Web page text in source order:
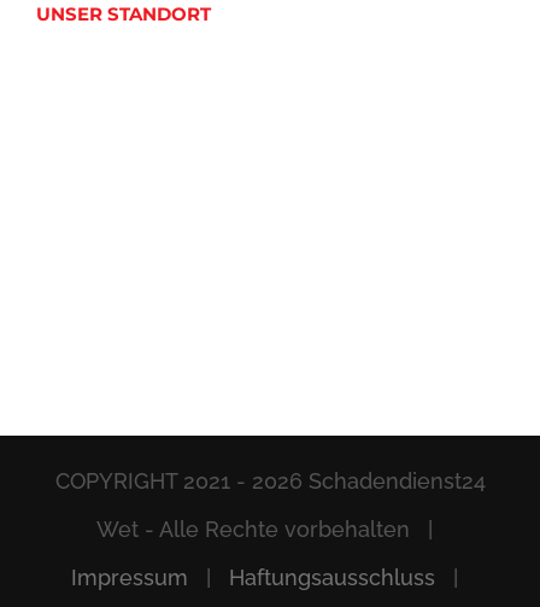
UNSER STANDORT
COPYRIGHT 2021 - 2026 Schadendienst24
Wet - Alle Rechte vorbehalten |
Impressum
Haftungsausschluss